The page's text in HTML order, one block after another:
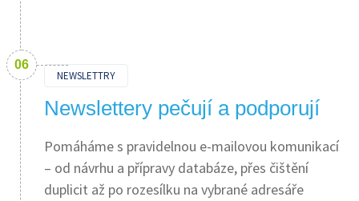
NEWSLETTRY
Newslettery pečují a podporují
Pomáháme s pravidelnou e-mailovou komunikací
– od návrhu a přípravy databáze, přes čištění
duplicit až po rozesílku na vybrané adresáře